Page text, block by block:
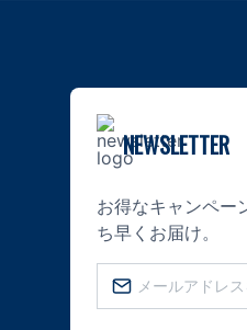
NEWSLETTER
お得なキャンペー
ち早くお届け。